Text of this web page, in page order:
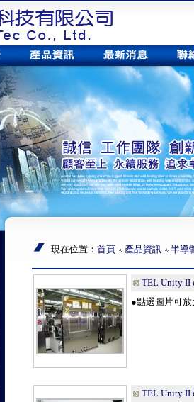
現在位置： 首頁 產品資訊 半導
TEL Unity II
●點選圖片可
TEL Unity II